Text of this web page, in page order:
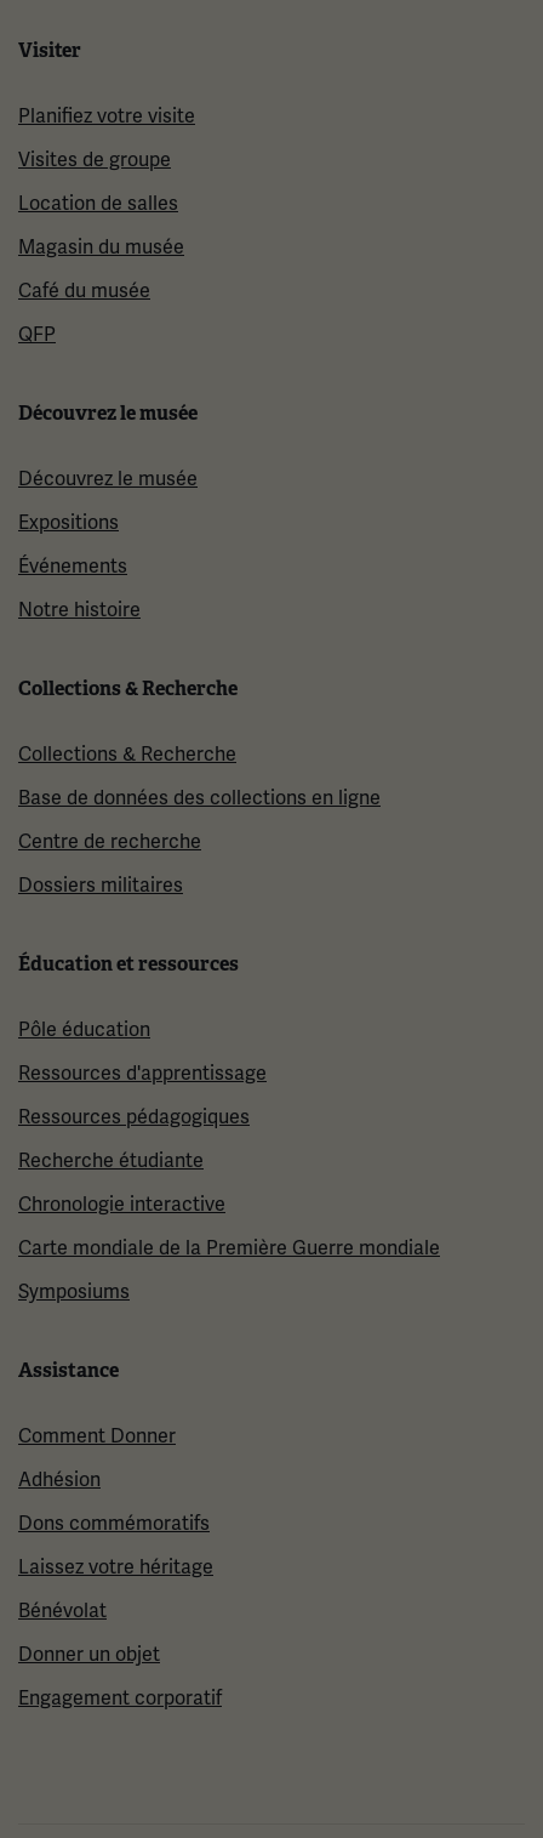
Visiter
Planifiez votre visite
Visites de groupe
Location de salles
Magasin du musée
Café du musée
QFP
Découvrez le musée
Découvrez le musée
Expositions
Événements
Notre histoire
Collections & Recherche
Collections & Recherche
Base de données des collections en ligne
Centre de recherche
Dossiers militaires
Éducation et ressources
Pôle éducation
Ressources d'apprentissage
Ressources pédagogiques
Recherche étudiante
Chronologie interactive
Carte mondiale de la Première Guerre mondiale
Symposiums
Assistance
Comment Donner
Adhésion
Dons commémoratifs
Laissez votre héritage
Bénévolat
Donner un objet
Engagement corporatif